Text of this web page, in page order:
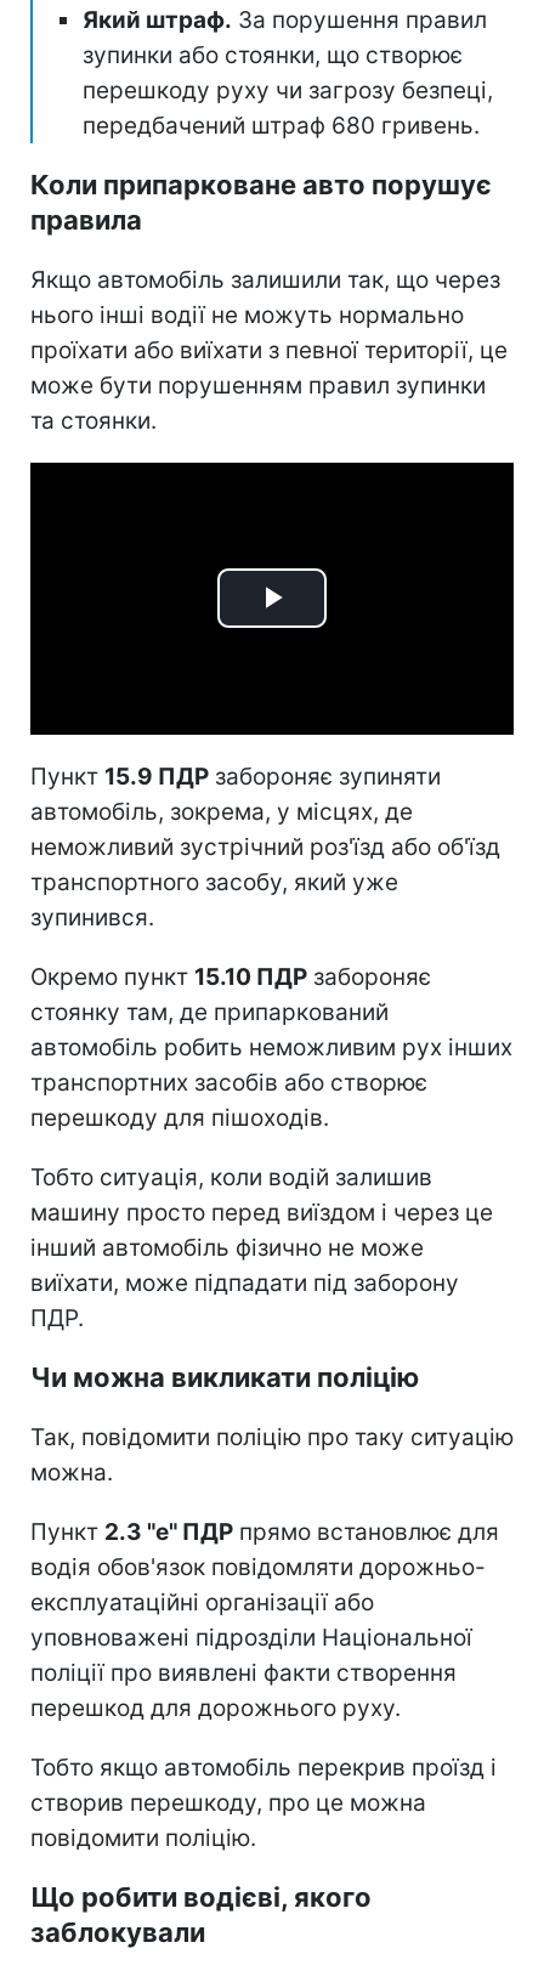
Який штраф. За порушення правил
зупинки або стоянки, що створює
перешкоду руху чи загрозу безпеці,
передбачений штраф 680 гривень.
Коли припарковане авто порушує
правила
Якщо автомобіль залишили так, що через
нього інші водії не можуть нормально
проїхати або виїхати з певної території, це
може бути порушенням правил зупинки
та стоянки.
Play
Пункт 15.9 ПДР забороняє зупиняти
автомобіль, зокрема, у місцях, де
неможливий зустрічний роз'їзд або об'їзд
транспортного засобу, який уже
зупинився.
Окремо пункт 15.10 ПДР забороняє
стоянку там, де припаркований
автомобіль робить неможливим рух інших
транспортних засобів або створює
перешкоду для пішоходів.
Тобто ситуація, коли водій залишив
машину просто перед виїздом і через це
інший автомобіль фізично не може
виїхати, може підпадати під заборону
ПДР.
Чи можна викликати поліцію
Так, повідомити поліцію про таку ситуацію
можна.
Пункт 2.3 "е" ПДР прямо встановлює для
водія обов'язок повідомляти дорожньо-
експлуатаційні організації або
уповноважені підрозділи Національної
поліції про виявлені факти створення
перешкод для дорожнього руху.
Тобто якщо автомобіль перекрив проїзд і
створив перешкоду, про це можна
повідомити поліцію.
Що робити водієві, якого
заблокували